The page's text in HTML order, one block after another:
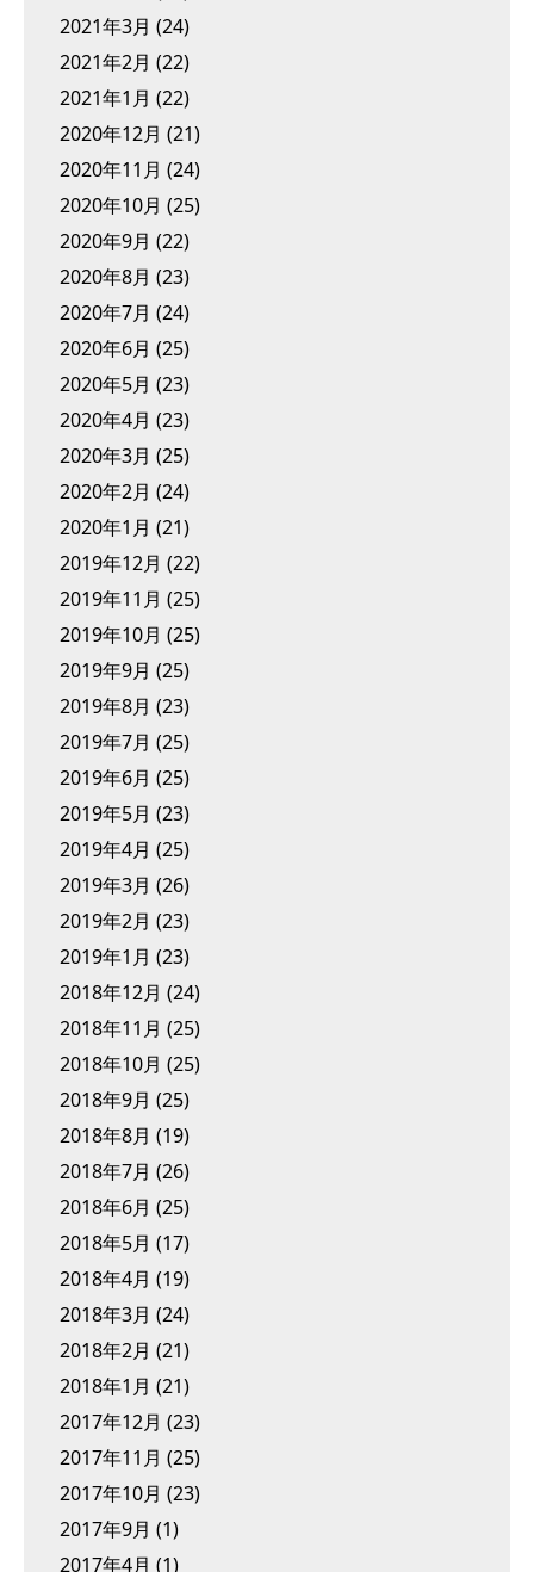
2021年3月 (24)
2021年2月 (22)
2021年1月 (22)
2020年12月 (21)
2020年11月 (24)
2020年10月 (25)
2020年9月 (22)
2020年8月 (23)
2020年7月 (24)
2020年6月 (25)
2020年5月 (23)
2020年4月 (23)
2020年3月 (25)
2020年2月 (24)
2020年1月 (21)
2019年12月 (22)
2019年11月 (25)
2019年10月 (25)
2019年9月 (25)
2019年8月 (23)
2019年7月 (25)
2019年6月 (25)
2019年5月 (23)
2019年4月 (25)
2019年3月 (26)
2019年2月 (23)
2019年1月 (23)
2018年12月 (24)
2018年11月 (25)
2018年10月 (25)
2018年9月 (25)
2018年8月 (19)
2018年7月 (26)
2018年6月 (25)
2018年5月 (17)
2018年4月 (19)
2018年3月 (24)
2018年2月 (21)
2018年1月 (21)
2017年12月 (23)
2017年11月 (25)
2017年10月 (23)
2017年9月 (1)
2017年4月 (1)